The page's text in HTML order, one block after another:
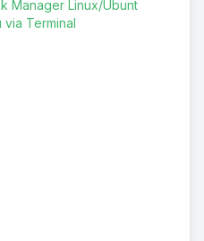
Manager Linux/Ubunt
via Terminal